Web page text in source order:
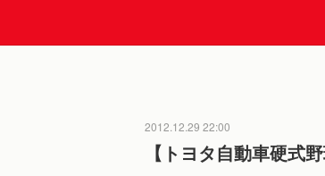
2012.12.29 22:00
【トヨタ自動車硬式